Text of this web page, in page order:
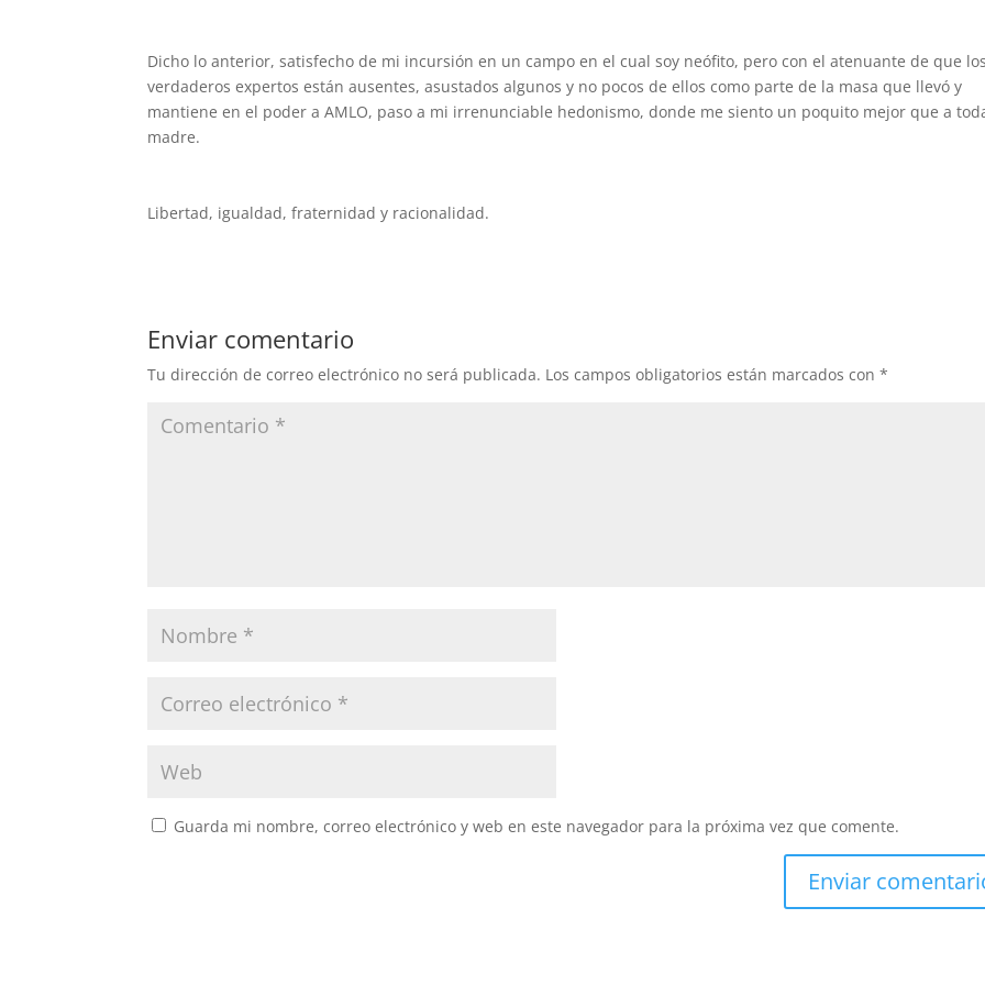
Dicho lo anterior, satisfecho de mi incursión en un campo en el cual soy neófito, pero con el atenuante de que
verdaderos expertos están ausentes, asustados algunos y no pocos de ellos como parte de la masa que llevó y
mantiene en el poder a AMLO, paso a mi irrenunciable hedonismo, donde me siento un poquito mejor que a
madre.
Libertad, igualdad, fraternidad y racionalidad.
Enviar comentario
Tu dirección de correo electrónico no será publicada. Los campos obligatorios están marcados con*
Guarda mi nombre, correo electrónico y web en este navegador para la próxima vez que comente.